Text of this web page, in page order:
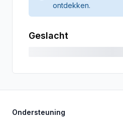
ontdekken.
Geslacht
Ondersteuning